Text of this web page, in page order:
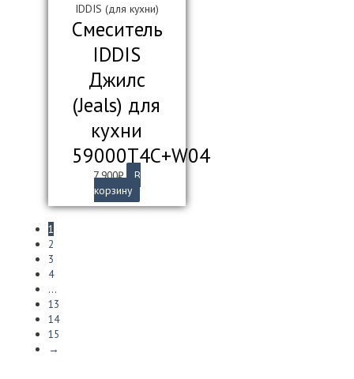
IDDIS (для кухни)
Смеситель
IDDIS
Джилс
(Jeals) для
кухни
59000T4C+W04
7 900₽
В
корзину
1
2
3
4
…
13
14
15
→